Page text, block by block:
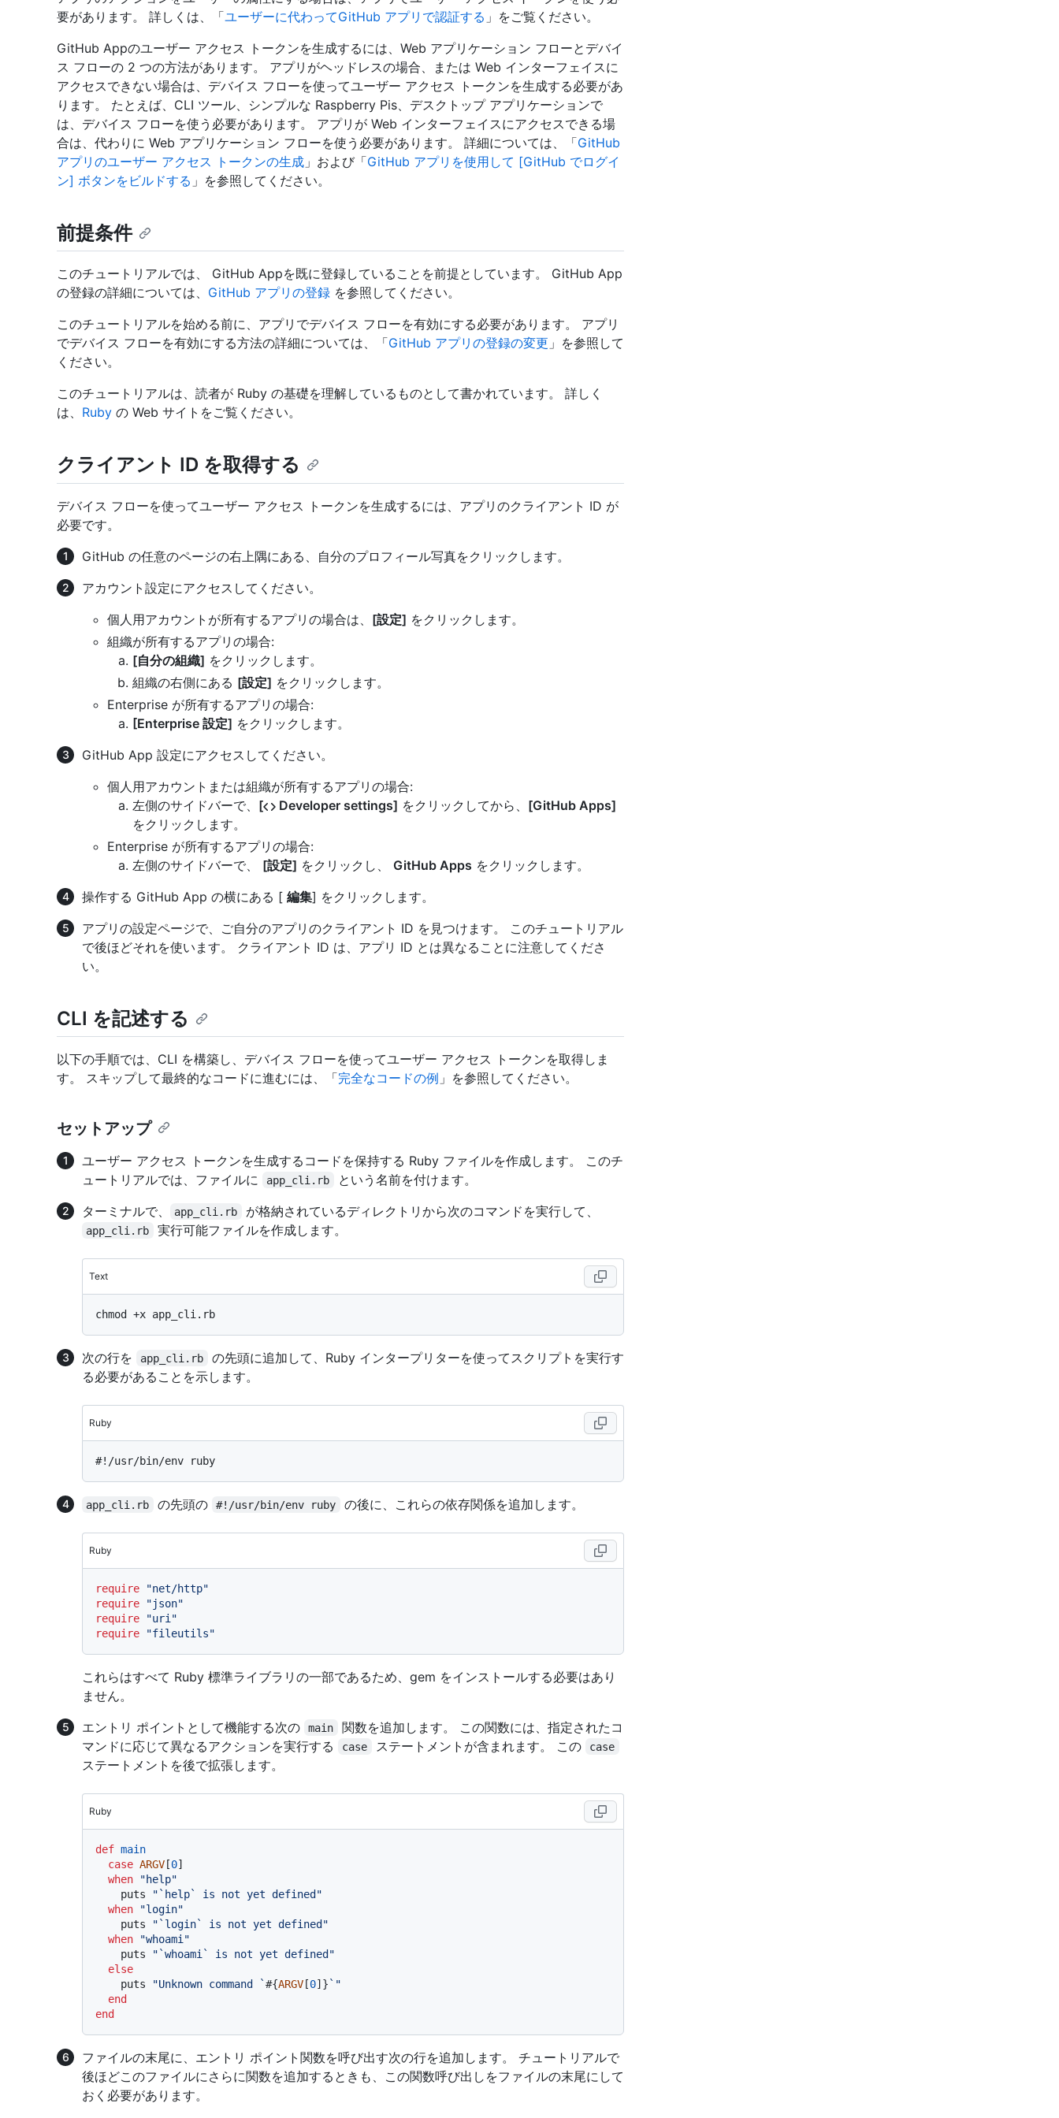
要があります。 詳しくは、「ユーザーに代わってGitHub アプリで認証する 」をご覧ください。
GitHub Appのユーザー アクセス トークンを生成するには、Web アプリケーション フローとデバイ
ス フローの 2 つの方法があります。 アプリがヘッドレスの場合、または Web インターフェイスに
アクセスできない場合は、デバイス フローを使ってユーザー アクセス トークンを生成する必要があ
ります。 たとえば、CLI ツール、シンプルな Raspberry Pis、デスクトップ アプリケーションで
は、デバイス フローを使う必要があります。 アプリが Web インターフェイスにアクセスできる場
合は、代わりに Web アプリケーション フローを使う必要があります。 詳細については、「GitHub
アプリのユーザー アクセス トークンの生成 」および「GitHub アプリを使用して [GitHub でログイ
ン] ボタンをビルドする 」を参照してください。
前提条件
このチュートリアルでは、 GitHub Appを既に登録していることを前提としています。 GitHub App
の登録の詳細については、 GitHub アプリの登録 を参照してください。
このチュートリアルを始める前に、アプリでデバイス フローを有効にする必要があります。 アプリ
でデバイス フローを有効にする方法の詳細については、「GitHub アプリの登録の変更 」を参照して
ください。
このチュートリアルは、読者が Ruby の基礎を理解しているものとして書かれています。 詳しく
は、 Ruby の Web サイトをご覧ください。
クライアント ID を取得する
デバイス フローを使ってユーザー アクセス トークンを生成するには、アプリのクライアント ID が
必要です。
GitHub の任意のページの右上隅にある、自分のプロフィール写真をクリックします。
アカウント設定にアクセスしてください。
個人用アカウントが所有するアプリの場合は、 [設定] をクリックします。
組織が所有するアプリの場合:
[自分の組織] をクリックします。
組織の右側にある [設定] をクリックします。
Enterprise が所有するアプリの場合:
[Enterprise 設定] をクリックします。
GitHub App 設定にアクセスしてください。
個人用アカウントまたは組織が所有するアプリの場合:
左側のサイドバーで、 [ Developer settings] をクリックしてから、 [GitHub Apps]
をクリックします。
Enterprise が所有するアプリの場合:
左側のサイドバーで、 [設定] をクリックし、 GitHub Apps をクリックします。
操作する GitHub App の横にある [ 編集] をクリックします。
アプリの設定ページで、ご自分のアプリのクライアント ID を見つけます。 このチュートリアル
で後ほどそれを使います。 クライアント ID は、アプリ ID とは異なることに注意してくださ
い。
CLI を記述する
以下の手順では、CLI を構築し、デバイス フローを使ってユーザー アクセス トークンを取得しま
す。 スキップして最終的なコードに進むには、「完全なコードの例 」を参照してください。
セットアップ
ユーザー アクセス トークンを生成するコードを保持する Ruby ファイルを作成します。 このチ
ュートリアルでは、ファイルに
app_cli.rb
という名前を付けます。
ターミナルで、
app_cli.rb が格納されているディレクトリから次のコマンドを実行して、
app_cli.rb 実行可能ファイルを作成します。
Text
次の行を app_cli.rb
の先頭に追加して、Ruby インタープリターを使ってスクリプトを実行す
る必要があることを示します。
Ruby
#!/usr/bin/env ruby
app_cli.rb の先頭の #!/usr/bin/env ruby の後に、これらの依存関係を追加します。
Ruby
require
"net/http"
require
"json"
require
"uri"
require
"fileutils"
これらはすべて Ruby 標準ライブラリの一部であるため、gem をインストールする必要はあり
ません。
エントリ ポイントとして機能する次の
main
関数を追加します。 この関数には、指定されたコ
マンドに応じて異なるアクションを実行する
case ステートメントが含まれます。 この case
ステートメントを後で拡張します。
Ruby
def main
case ARGV [0]
when
"help"
    puts
"`help` is not yet defined"
when
"login"
    puts
"`login` is not yet defined"
when
"whoami"
    puts
"`whoami` is not yet defined"
else
    puts
"Unknown command `#{ARGV [0]} `"
end
end
ファイルの末尾に、エントリ ポイント関数を呼び出す次の行を追加します。 チュートリアルで
後ほどこのファイルにさらに関数を追加するときも、この関数呼び出しをファイルの末尾にして
おく必要があります。